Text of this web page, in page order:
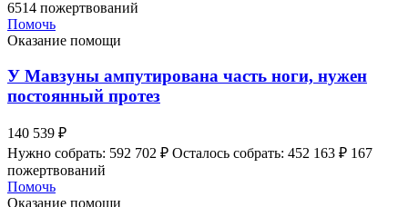
6514 пожертвований
Помочь
Оказание помощи
У Мавзуны ампутирована часть ноги, нужен
постоянный протез
140 539 ₽
Нужно собрать: 592 702 ₽ Осталось собрать: 452 163 ₽ 167
пожертвований
Помочь
Оказание помощи